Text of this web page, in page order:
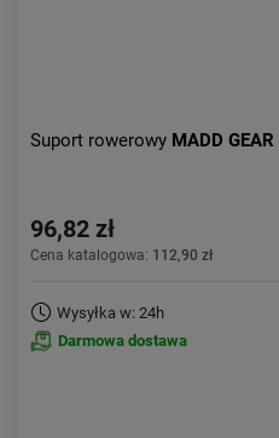
Suport rowerowy MADD GEAR
96,82 zł
Cena katalogowa: 112,90 zł
Wysyłka w: 24h
Darmowa dostawa